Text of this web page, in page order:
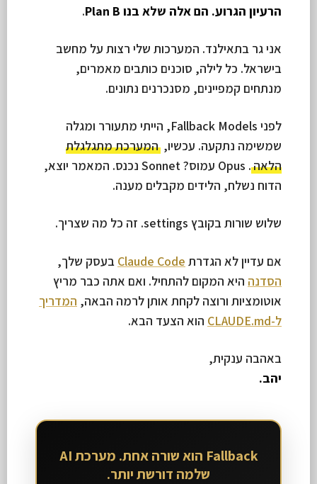
הרעיון הגרוע. הם אלה שלא בנו Plan B
.
אני גר בתאילנד. המערכות שלי רצות על מחשב
בישראל. כל לילה, סוכנים כותבים מאמרים,
מנתחים קמפיינים, מסנכרנים נתונים.
לפני Fallback Models, הייתי מתעורר ומגלה
שמשימה נתקעה. עכשיו, המערכת מתגלגלת
הלאה
. Opus עמוס? Sonnet נכנס. המאמר יוצא,
הדוח נשלח, הלידים מקבלים מענה.
שלוש שורות בקובץ settings. זה כל מה שצריך.
אם עדיין לא הגדרת Claude Code בעסק שלך,
הסדנה היא המקום להתחיל. ואם אתה כבר מריץ
אוטומציות ורוצה לקחת אותן לרמה הבאה, המדריך
ל-CLAUDE.md
הוא הצעד הבא.
באהבה ענקית,
יהב.
Fallback הוא שורה אחת. מערכת AI
שלמה דורשת יותר.